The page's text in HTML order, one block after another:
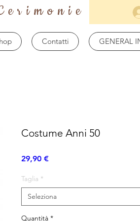
Contatti GENERAL
Costume Anni 50
29,90 €Prezzo
Taglia *
Seleziona
Quantità *